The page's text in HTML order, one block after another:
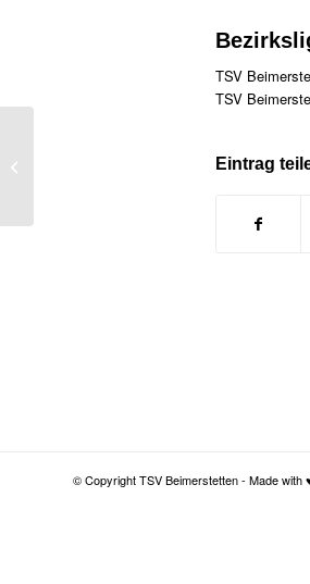
TSV
TSV
Eintrag
© Copyright TSV Beimerstetten - Made with
Sanierung der Lindenberghalle